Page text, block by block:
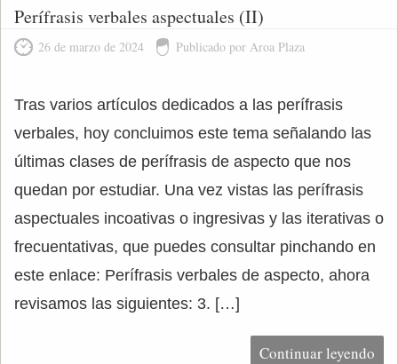
Perífrasis verbales aspectuales (II)
26 de marzo de 2024 Publicado por Aroa Plaza
Tras varios artículos dedicados a las perífrasis
verbales, hoy concluimos este tema señalando las
últimas clases de perífrasis de aspecto que nos
quedan por estudiar. Una vez vistas las perífrasis
aspectuales incoativas o ingresivas y las iterativas o
frecuentativas, que puedes consultar pinchando en
este enlace: Perífrasis verbales de aspecto, ahora
revisamos las siguientes: 3. […]
Continuar leyendo